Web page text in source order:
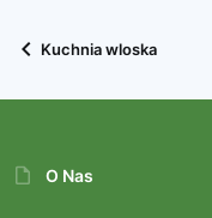
Kuchnia wloska
O Nas